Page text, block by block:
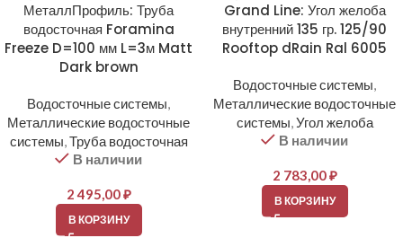
МеталлПрофиль: Труба
водосточная Foramina
Freeze D=100 мм L=3м Matt
Dark brown
Водосточные системы,
Металлические водосточные
системы,Труба водосточная
В наличии
2 495,00₽
В КОРЗИНУ
Grand Line: Угол желоба
внутренний 135 гр. 125/90
Rooftop dRain Ral 6005
Водосточные системы,
Металлические водосточные
системы,Угол желоба
В наличии
2 783,00₽
В КОРЗИНУ